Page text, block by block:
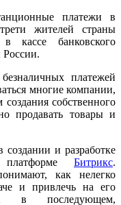
платежи в
жителей страны
кассе банковского
России.
платежей
многие компании,
собственного
продавать товары и
и разработке
платформе Битрикс.
как нелегко
и привлечь на его
в последующем,